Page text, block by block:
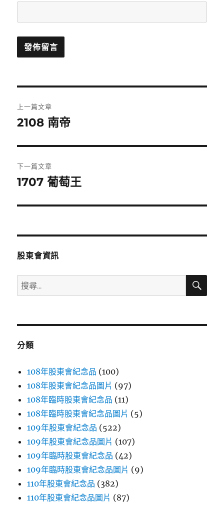
章
覽
上一篇文章
上
篇
文
章:
2108 南帝
下一篇文章
下
篇
章:
1707 葡萄王
股東會資訊
搜
尋
鍵
搜
分類
108年股東會紀念品 (100)
108年股東會紀念品圖片 (97)
108年臨時股東會紀念品 (11)
108年臨時股東會紀念品圖片 (5)
109年股東會紀念品 (522)
109年股東會紀念品圖片 (107)
109年臨時股東會紀念品 (42)
109年臨時股東會紀念品圖片 (9)
110年股東會紀念品 (382)
110年股東會紀念品圖片 (87)